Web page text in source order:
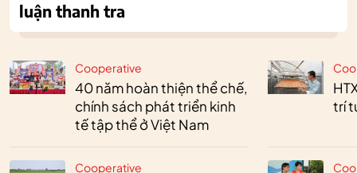
Cooperative
40 năm hoàn thiện thể chế,
chính sách phát triển kinh
tế tập thể ở Việt Nam
Cooperative
trí
luận thanh tra